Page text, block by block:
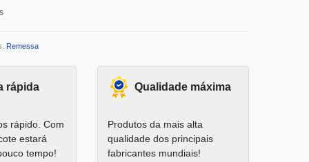
Remessa
rápida
rápido. Com
estará
tempo!
Qualidade máxima
Produtos da mais alta
qualidade dos principais
fabricantes mundiais!